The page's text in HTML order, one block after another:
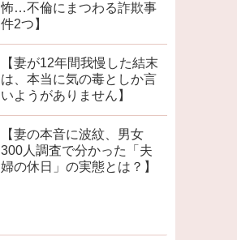
怖…不倫にまつわる詐欺事
件2つ】
【妻が12年間我慢した結末
は、本当に気の毒としか言
いようがありません】
【妻の本音に波紋、男女
300人調査で分かった「夫
婦の休日」の実態とは？】